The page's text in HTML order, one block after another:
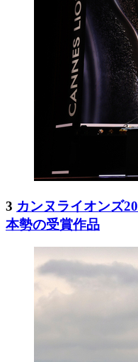
3 カンヌライオンズ
本勢の受賞作品